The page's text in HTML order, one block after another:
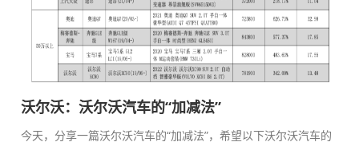
沃尔沃：沃尔沃汽车的“加减法”
今天，分享一篇沃尔沃汽车的“加减法”，希望以下沃尔沃汽车的